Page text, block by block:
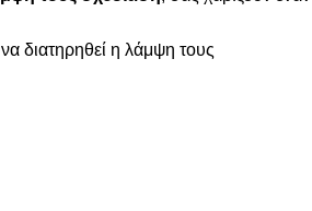
διατηρηθεί η λάμψη τους